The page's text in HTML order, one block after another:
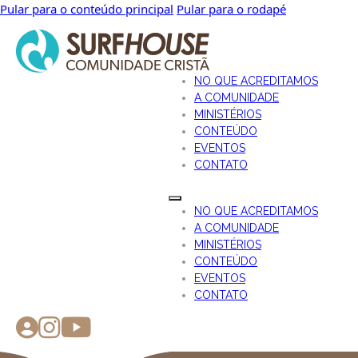
Pular para o conteúdo principal Pular para o rodapé
NO QUE ACREDITAMOS
A COMUNIDADE
MINISTÉRIOS
CONTEÚDO
EVENTOS
CONTATO
NO QUE ACREDITAMOS
A COMUNIDADE
MINISTÉRIOS
CONTEÚDO
EVENTOS
CONTATO